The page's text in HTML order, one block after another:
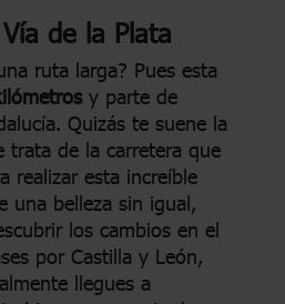
de la Plata
ruta larga? Pues esta
y parte de
Quizás te suene la
trata de la carretera que
realizar esta increíble
una belleza sin igual,
los cambios en el
por Castilla y León,
llegues a